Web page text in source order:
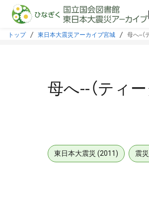
本文に飛ぶ
トップ 東日本大震災アーカイブ宮城 母へ--（
母へ--（ティー
東日本大震災 (2011) 震